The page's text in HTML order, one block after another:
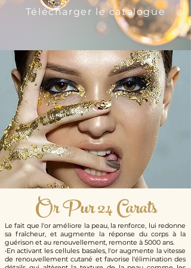
Télécharger le catalogue
Or Pur 24 Carats
Le fait que l'or améliore la peau, la renforce, lui redonne
sa fraîcheur, et augmente la réponse du corps à la
guérison et au renouvellement, remonte à 5000 ans.
•En activant les cellules basales, l'or augmente la vitesse
de renouvellement cutané et favorise l'élimination des